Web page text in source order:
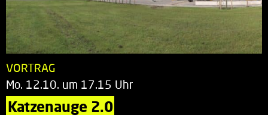
VORTRAG
Mo. 12.10. um 17.15 Uhr
Katzenauge 2.0